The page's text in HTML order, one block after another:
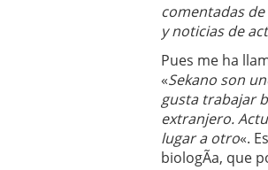
comentadas
y noticias de
Pues me ha
«Sekano son
gusta trabajar
extranjero.
lugar a otro«.
biologÃ­a, que